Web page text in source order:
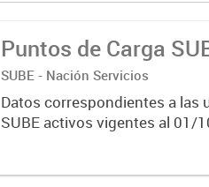
Puntos de Carga
SUBE - Nación Servicios
Datos correspondientes a las
SUBE activos vigentes al 01/